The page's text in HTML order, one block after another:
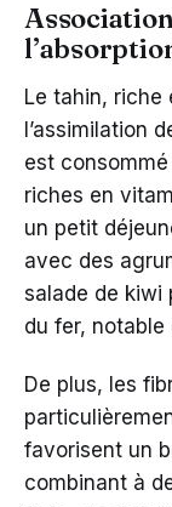
Le tahin,
l’assimilation
est
riches en
un petit
avec des
salade de kiwi
du fer,
De plus, les
favorisent un
combinant à